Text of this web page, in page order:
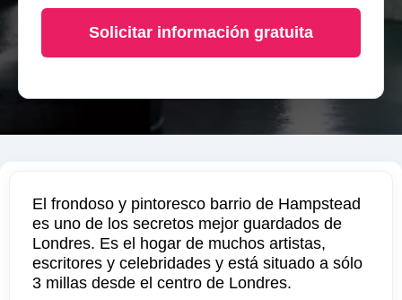
Solicitar información gratuita
El frondoso y pintoresco barrio de Hampstead
es uno de los secretos mejor guardados de
Londres. Es el hogar de muchos artistas,
escritores y celebridades y está situado a sólo
3 millas desde el centro de Londres.